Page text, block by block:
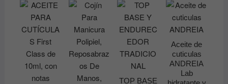
múltiples
variantes.
Las
opciones
se
pueden
elegir
elegir
en
la
página
de
producto
TOP BASE
Aceite de
cuticulas
ANDREIA
Lab